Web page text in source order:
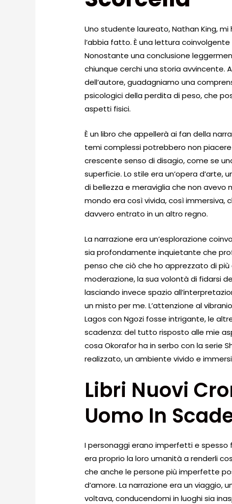
Uno studente laureato, Nathan King,
l’abbia fatto. È una lettura
Nonostante una conclusione
chiunque cerchi una storia avvincente.
dell’autore, guadagniamo una
psicologici della perdita di peso, che
aspetti fisici.
È un libro che appellerà ai fan della
temi complessi potrebbero non
crescente senso di disagio, come se
superficie. Lo stile era un’opera d’arte,
di bellezza e meraviglia che non
mondo era così vivida, così immersiva,
davvero entrato in un altro regno.
La narrazione era un’esplorazione
sia profondamente inquietante che
penso che ciò che ho apprezzato di
moderazione, la sua volontà di fidarsi
lasciando invece spazio
un misto per me. L’attenzione al
Lagos con Ngozi fosse intrigante, le
scadenza: del tutto risposto alle mie
cosa Okorafor ha in serbo con la serie
realizzato, un ambiente vivido e
Libri Nuovi
Uomo In
I personaggi erano imperfetti e spesso
era proprio la loro umanità a renderli
che anche le persone più imperfette
d’amore. La narrazione era un viaggio,
voltava, conducendomi in luoghi sia